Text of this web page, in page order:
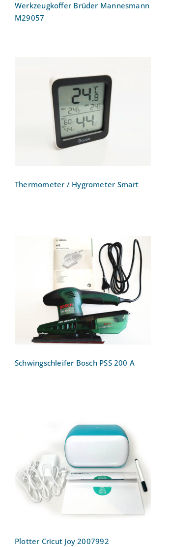
Werkzeugkoffer Brüder Mannesmann
M29057
Thermometer / Hygrometer
Smart
Thermometer / Hygrometer Smart
Schwingschleifer Bosch
PSS 200 A
Schwingschleifer Bosch PSS 200 A
Plotter Cricut Joy 2007992
Plotter Cricut Joy 2007992